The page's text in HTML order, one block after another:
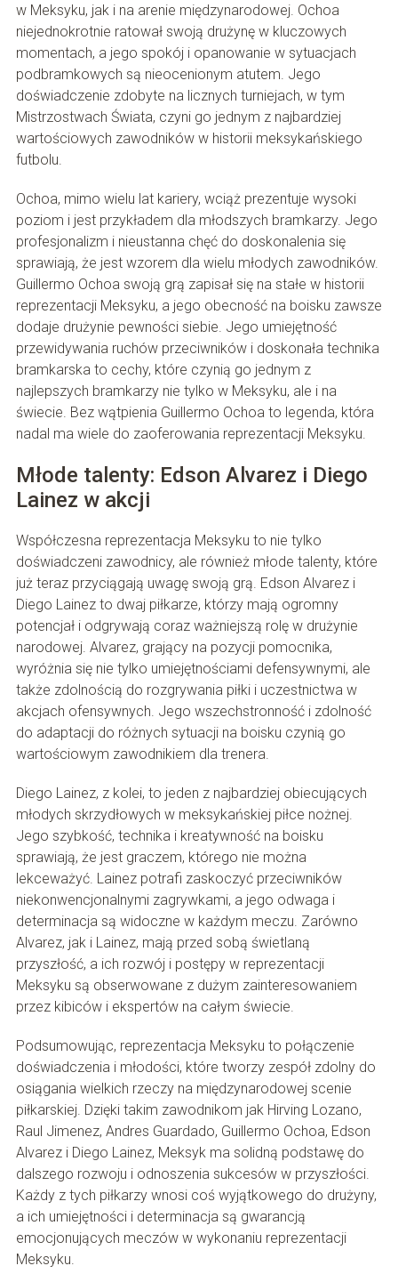
w Meksyku, jak i na arenie międzynarodowej. Ochoa
niejednokrotnie ratował swoją drużynę w kluczowych
momentach, a jego spokój i opanowanie w sytuacjach
podbramkowych są nieocenionym atutem. Jego
doświadczenie zdobyte na licznych turniejach, w tym
Mistrzostwach Świata, czyni go jednym z najbardziej
wartościowych zawodników w historii meksykańskiego
futbolu.
Ochoa, mimo wielu lat kariery, wciąż prezentuje wysoki
poziom i jest przykładem dla młodszych bramkarzy. Jego
profesjonalizm i nieustanna chęć do doskonalenia się
sprawiają, że jest wzorem dla wielu młodych zawodników.
Guillermo Ochoa swoją grą zapisał się na stałe w historii
reprezentacji Meksyku, a jego obecność na boisku zawsze
dodaje drużynie pewności siebie. Jego umiejętność
przewidywania ruchów przeciwników i doskonała technika
bramkarska to cechy, które czynią go jednym z
najlepszych bramkarzy nie tylko w Meksyku, ale i na
świecie. Bez wątpienia Guillermo Ochoa to legenda, która
nadal ma wiele do zaoferowania reprezentacji Meksyku.
Młode talenty: Edson Alvarez i Diego
Lainez w akcji
Współczesna reprezentacja Meksyku to nie tylko
doświadczeni zawodnicy, ale również młode talenty, które
już teraz przyciągają uwagę swoją grą. Edson Alvarez i
Diego Lainez to dwaj piłkarze, którzy mają ogromny
potencjał i odgrywają coraz ważniejszą rolę w drużynie
narodowej. Alvarez, grający na pozycji pomocnika,
wyróżnia się nie tylko umiejętnościami defensywnymi, ale
także zdolnością do rozgrywania piłki i uczestnictwa w
akcjach ofensywnych. Jego wszechstronność i zdolność
do adaptacji do różnych sytuacji na boisku czynią go
wartościowym zawodnikiem dla trenera.
Diego Lainez, z kolei, to jeden z najbardziej obiecujących
młodych skrzydłowych w meksykańskiej piłce nożnej.
Jego szybkość, technika i kreatywność na boisku
sprawiają, że jest graczem, którego nie można
lekceważyć. Lainez potrafi zaskoczyć przeciwników
niekonwencjonalnymi zagrywkami, a jego odwaga i
determinacja są widoczne w każdym meczu. Zarówno
Alvarez, jak i Lainez, mają przed sobą świetlaną
przyszłość, a ich rozwój i postępy w reprezentacji
Meksyku są obserwowane z dużym zainteresowaniem
przez kibiców i ekspertów na całym świecie.
Podsumowując, reprezentacja Meksyku to połączenie
doświadczenia i młodości, które tworzy zespół zdolny do
osiągania wielkich rzeczy na międzynarodowej scenie
piłkarskiej. Dzięki takim zawodnikom jak Hirving Lozano,
Raul Jimenez, Andres Guardado, Guillermo Ochoa, Edson
Alvarez i Diego Lainez, Meksyk ma solidną podstawę do
dalszego rozwoju i odnoszenia sukcesów w przyszłości.
Każdy z tych piłkarzy wnosi coś wyjątkowego do drużyny,
a ich umiejętności i determinacja są gwarancją
emocjonujących meczów w wykonaniu reprezentacji
Meksyku.